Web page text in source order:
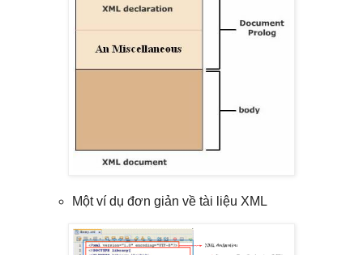
Một ví dụ đơn giản về tài liệu XML